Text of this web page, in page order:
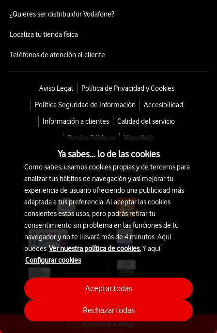
Ayúdame a elegir
¿Quieres ser distribuidor Vodafone?
Localiza tu tienda física
Teléfonos de atención al cliente
Aviso Legal
Política de Privacidad y Cookies
Política Seguridad de Información
Accesibilidad
Información a clientes
Calidad del servicio
Fondos Públicos
Mapa Web
© 2026 Vodafone España S.A.U.
Avda. América 115, 28042 Madrid
Ya sabes... lo de las cookies
Como sabes, usamos cookies propias y de terceros para
analizar tus hábitos de navegación y así mejorar tu
experiencia de usuario ofreciendo una publicidad más
adaptada a tus preferencia. Al aceptar las cookies
consientes estos usos, pero podrás retirar tu
consentimiento sin problema en las funciones de tu
navegador y no te llevará más de 4 minutos. Aquí
puedesVer nuestra política de cookies.Y aquí
Configurar cookies
Rechazar todas
Aceptar todas